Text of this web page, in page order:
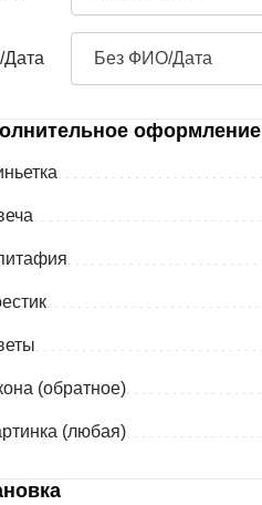
Без ФИО/Дата
оформление
(обратное)
(любая)